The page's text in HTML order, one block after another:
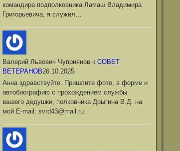
командира подполковника Ламаш Владимира
Григорьевича, я служил…
Валерий Львович Чуприяновк СОВЕТ
ВЕТЕРАНОВ26.10.2025
Анна здравствуйте. Пришлите фото, в форме и
автобиографию с прохождением службы
вашего дедушки, полковника Дрыгина В.Д. на
мой Е-mail: svrd43@mail.ru…